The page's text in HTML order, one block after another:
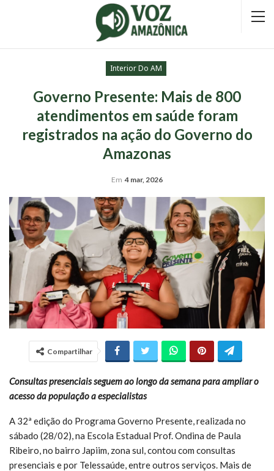
Interior Do AM
Governo Presente: Mais de 800
atendimentos em saúde foram
registrados na ação do Governo do
Amazonas
Em 4 mar, 2026
Compartilhar
Consultas presenciais seguem ao longo da semana para ampliar o
acesso da população a especialistas
A 32ª edição do Programa Governo Presente, realizada no
sábado (28/02), na Escola Estadual Prof. Ondina de Paula
Ribeiro, no bairro Japiim, zona sul, contou com consultas
presenciais e por Telessaúde, entre outros serviços. Mais de